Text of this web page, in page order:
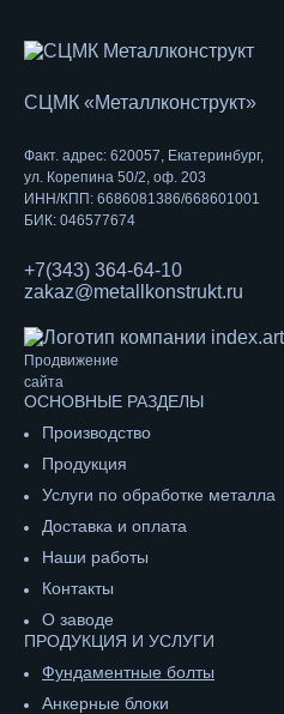
СЦМК «Металлконструкт»
Факт. адрес: 620057, Екатеринбург,
ул. Корепина 50/2, оф. 203
ИНН/КПП: 6686081386/668601001
БИК: 046577674
+7(343) 364-64-10
zakaz@metallkonstrukt.ru
Продвижение
сайта
ОСНОВНЫЕ РАЗДЕЛЫ
Производство
Продукция
Услуги по обработке металла
Доставка и оплата
Наши работы
Контакты
О заводе
ПРОДУКЦИЯ И УСЛУГИ
Фундаментные болты
Анкерные блоки